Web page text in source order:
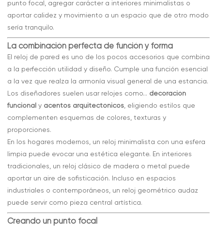
punto focal, agregar carácter a interiores minimalistas o
aportar calidez y movimiento a un espacio que de otro modo
sería tranquilo.
La combinación perfecta de función y forma
El reloj de pared es uno de los pocos accesorios que combina
a la perfección utilidad y diseño. Cumple una función esencial
a la vez que realza la armonía visual general de una estancia.
Los diseñadores suelen usar relojes como... decoración
funcional y acentos arquitectónicos , eligiendo estilos que
complementen esquemas de colores, texturas y
proporciones.
En los hogares modernos, un reloj minimalista con una esfera
limpia puede evocar una estética elegante. En interiores
tradicionales, un reloj clásico de madera o metal puede
aportar un aire de sofisticación. Incluso en espacios
industriales o contemporáneos, un reloj geométrico audaz
puede servir como pieza central artística.
Creando un punto focal